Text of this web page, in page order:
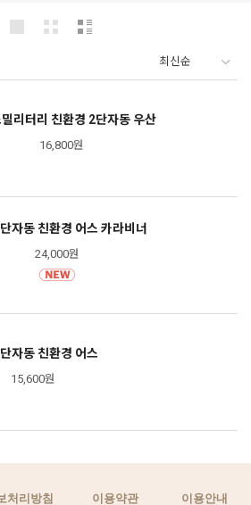
리터리 친환경 2단자동 우산
16,800원
자동 친환경 어스 카라비너
24,000원
자동 친환경 어스
15,600원
처리방침 이용약관 이용안내